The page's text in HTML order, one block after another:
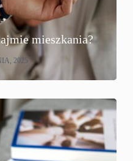
mieszkania?
2025